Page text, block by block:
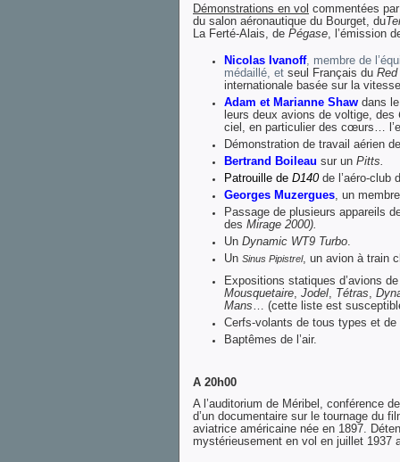
Démonstrations en vol commentées
du salon aéronautique du Bourget, du
La Ferté-Alais, de Pégase , l’émission
Nicolas Ivanoff, membre de
médaillé, et seul Français du
internationale basée sur la
Adam et Marianne Shaw dans
leurs deux avions de voltige, des
ciel, en particulier des cœurs…
Démonstration de travail aérien
Bertrand Boileau sur un Pitts.
Patrouille de D140 de l’aéro-club
Georges Muzergues , un
Passage de plusieurs appareils
des Mirage 2000).
Un Dynamic WT9 Turbo
Un Sinus Pipistrel, un avion à train
Expositions statiques d’avions
Mousquetaire Jodel Tétras
Mans … (cette liste est
Cerfs-volants de tous types et
Baptêmes de l’air.
A 20h00
A l’auditorium de Méribel, conférence
d’un documentaire sur le tournage du
aviatrice américaine née en 1897.
mystérieusement en vol en juillet 1937